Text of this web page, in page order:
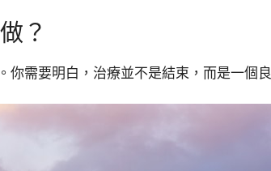
？
你需要明白，治療並不是結束，而是一個